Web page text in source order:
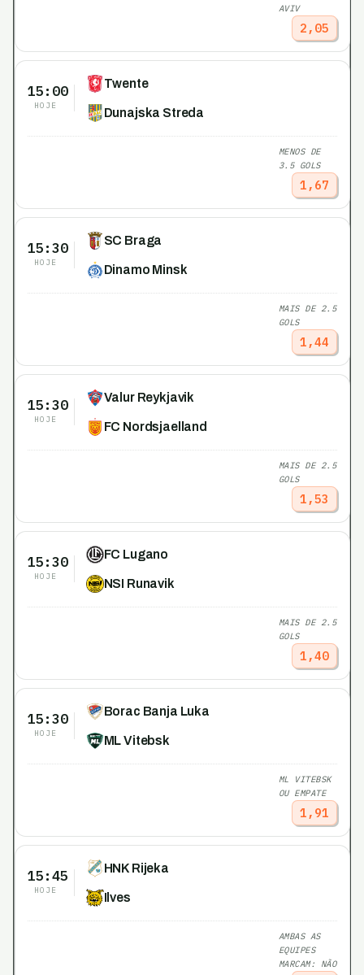
AVIV
2,05
15:00
HOJE
Twente
Dunajska Streda
MENOS DE
3.5 GOLS
1,67
15:30
HOJE
SC Braga
Dinamo Minsk
MAIS DE 2.5
GOLS
1,44
15:30
HOJE
Valur Reykjavik
FC Nordsjaelland
MAIS DE 2.5
GOLS
1,53
15:30
HOJE
FC Lugano
NSI Runavik
MAIS DE 2.5
GOLS
1,40
15:30
HOJE
Borac Banja Luka
ML Vitebsk
ML VITEBSK
OU EMPATE
1,91
15:45
HOJE
HNK Rijeka
Ilves
AMBAS AS
EQUIPES
MARCAM: NÃO